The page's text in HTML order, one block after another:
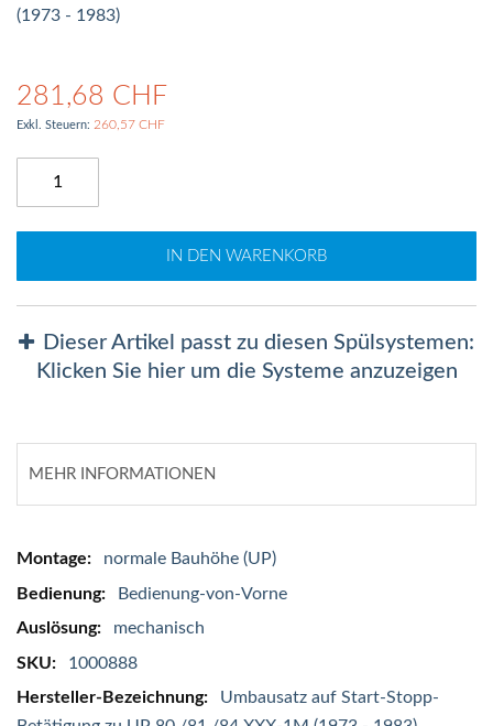
(1973 - 1983)
281,68 CHF
260,57 CHF
IN DEN WARENKORB
Dieser Artikel passt zu diesen Spülsystemen:
Klicken Sie hier um die Systeme anzuzeigen
MEHR INFORMATIONEN
Mehr
Informationen
normale Bauhöhe (UP)
Bedienung-von-Vorne
mechanisch
1000888
Umbausatz auf Start-Stopp-